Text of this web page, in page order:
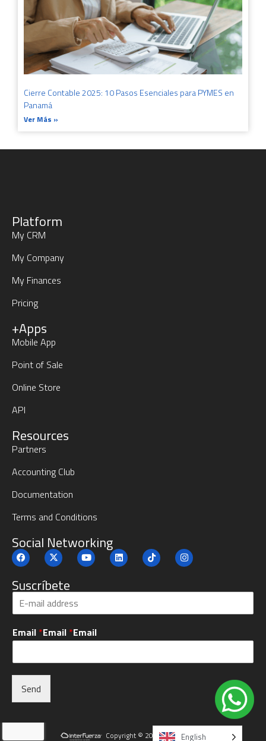
Cierre Contable 2025: 10 Pasos Esenciales para PYMES en
Panamá
Ver Más »
Platform
My CRM
My Company
My Finances
Pricing
+Apps
Mobile App
Point of Sale
Online Store
API
Resources
Partners
Accounting Club
Documentation
Terms and Conditions
Social Networking
Suscríbete
S
s
c
*
Email *Email *Email
Send
Copyright © 2025 Interfuerza Inc.
English